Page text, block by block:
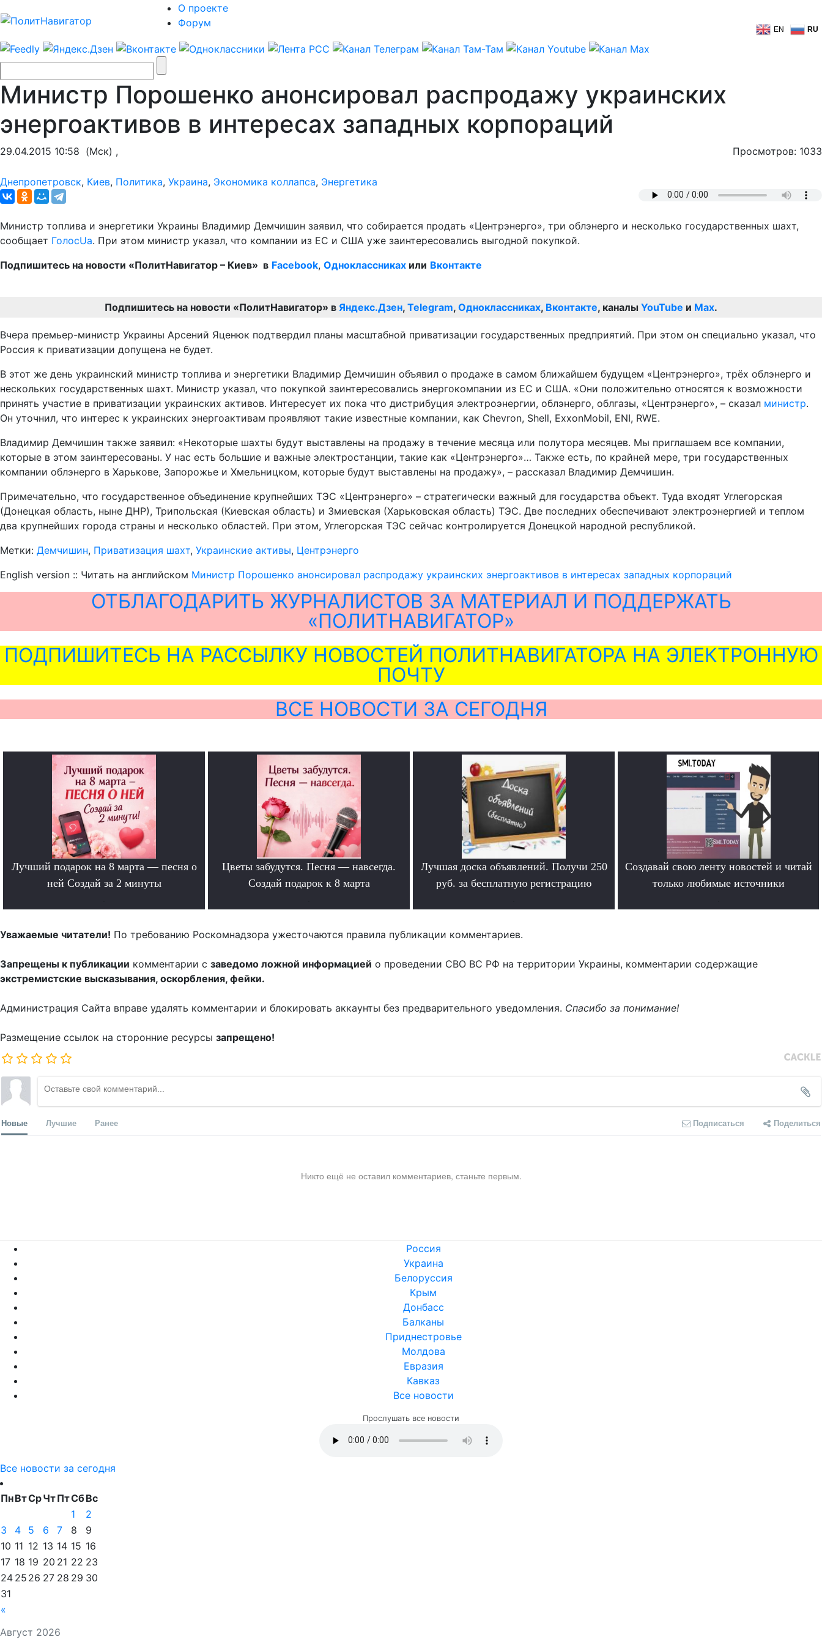
О проекте
Форум
EN RU
Министр Порошенко анонсировал распродажу украинских
энергоактивов в интересах западных корпораций
29.04.2015 10:58 (Мск) , Просмотров: 1033
Днепропетровск, Киев, Политика, Украина, Экономика коллапса, Энергетика
Министр топлива и энергетики Украины Владимир Демчишин заявил, что собирается продать «Центрэнерго», три облэнерго и несколько государственных шахт,
сообщает ГолосUa. При этом министр указал, что компании из ЕС и США уже заинтересовались выгодной покупкой.
Подпишитесь на новости «ПолитНавигатор – Киев» в Facebook, Одноклассниках или Вконтакте
Подпишитесь на новости «ПолитНавигатор» в Яндекс.Дзен, Telegram, Одноклассниках, Вконтакте, каналы YouTube и Max.
Вчера премьер-министр Украины Арсений Яценюк подтвердил планы масштабной приватизации государственных предприятий. При этом он специально указал, что
Россия к приватизации допущена не будет.
В этот же день украинский министр топлива и энергетики Владимир Демчишин объявил о продаже в самом ближайшем будущем «Центрэнерго», трёх облэнерго и
нескольких государственных шахт. Министр указал, что покупкой заинтересовались энергокомпании из ЕС и США. «Они положительно относятся к возможности
принять участие в приватизации украинских активов. Интересует их пока что дистрибуция электроэнергии, облэнерго, облгазы, «Центрэнерго», – сказал министр.
Он уточнил, что интерес к украинских энергоактивам проявляют такие известные компании, как Chevron, Shell, ExxonMobil, ЕNI, RWE.
Владимир Демчишин также заявил: «Некоторые шахты будут выставлены на продажу в течение месяца или полутора месяцев. Мы приглашаем все компании,
которые в этом заинтересованы. У нас есть большие и важные электростанции, такие как «Центрэнерго»… Также есть, по крайней мере, три государственных
компании облэнерго в Харькове, Запорожье и Хмельницком, которые будут выставлены на продажу», – рассказал Владимир Демчишин.
Примечательно, что государственное объединение крупнейших ТЭС «Центрэнерго» – стратегически важный для государства объект. Туда входят Углегорская
(Донецкая область, ныне ДНР), Трипольская (Киевская область) и Змиевская (Харьковская область) ТЭС. Две последних обеспечивают электроэнергией и теплом
два крупнейших города страны и несколько областей. При этом, Углегорская ТЭС сейчас контролируется Донецкой народной республикой.
Метки: Демчишин, Приватизация шахт, Украинские активы, Центрэнерго
English version :: Читать на английском Министр Порошенко анонсировал распродажу украинских энергоактивов в интересах западных корпораций
ОТБЛАГОДАРИТЬ ЖУРНАЛИСТОВ ЗА МАТЕРИАЛ И ПОДДЕРЖАТЬ
«ПОЛИТНАВИГАТОР»
ПОДПИШИТЕСЬ НА РАССЫЛКУ НОВОСТЕЙ ПОЛИТНАВИГАТОРА НА ЭЛЕКТРОННУЮ
ПОЧТУ
ВСЕ НОВОСТИ ЗА СЕГОДНЯ
Лучший подарок на 8 марта — песня о
ней Создай за 2 минуты
Цветы забудутся. Песня — навсегда.
Создай подарок к 8 марта
Лучшая доска объявлений. Получи 250
руб. за бесплатную регистрацию
Создавай свою ленту новостей и читай
только любимые источники
Уважаемые читатели! По требованию Роскомнадзора ужесточаются правила публикации комментариев.
Запрещены к публикации комментарии с заведомо ложной информацией о проведении СВО ВС РФ на территории Украины, комментарии содержащие
экстремистские высказывания, оскорбления, фейки.
Администрация Сайта вправе удалять комментарии и блокировать аккаунты без предварительного уведомления. Спасибо за понимание!
Размещение ссылок на сторонние ресурсы запрещено!
Новые Лучшие Ранее Подписаться Поделиться
Никто ещё не оставил комментариев, станьте первым.
Россия
Украина
Белоруссия
Крым
Донбасс
Балканы
Приднестровье
Молдова
Евразия
Кавказ
Все новости
Прослушать все новости
Все новости за сегодня
Август 2026
ПнВтСрЧтПтСбВс
«
1
2
3
4 5 6 7 8
9
10 11 12 13 14 15 16
17 18 19 20 21 22 23
24 25 26 27 28 29 30
31